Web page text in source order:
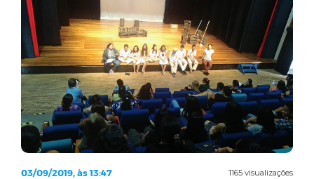
1165 visualizações
03/09/2019, às 13:47